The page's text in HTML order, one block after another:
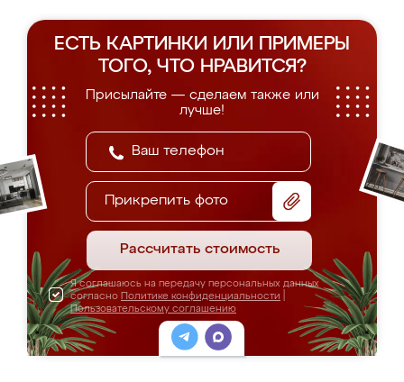
ЕСТЬ КАРТИНКИ ИЛИ ПРИМЕРЫ
ТОГО, ЧТО НРАВИТСЯ?
Присылайте — сделаем также или
лучше!
Прикрепить фото
Рассчитать стоимость
Я соглашаюсь на передачу персональных данных
согласно Политике конфиденциальности
Пользовательскому соглашению